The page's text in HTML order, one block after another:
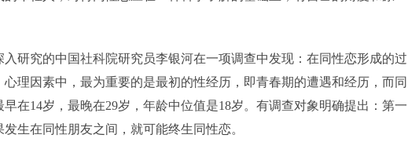
究的中国社科院研究员李银河在一项调查中发现：在同性恋形成的过
理因素中，最为重要的是最初的性经历，即青春期的遭遇和经历，而同
在14岁，最晚在29岁，年龄中位值是18岁。有调查对象明确提出：第一
生在同性朋友之间，就可能终生同性恋。